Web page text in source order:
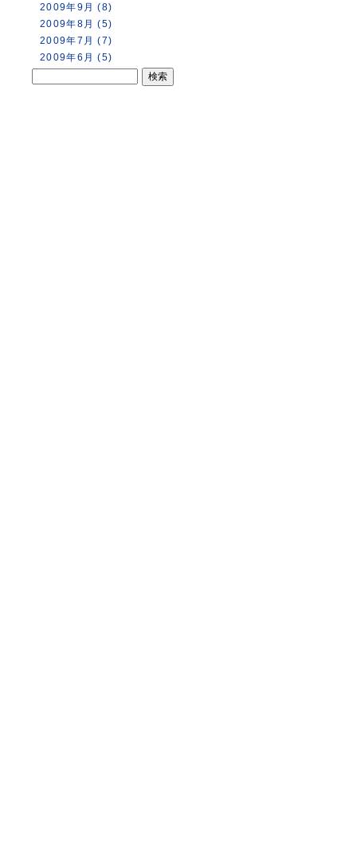
2009年9月 (8)
2009年8月 (5)
2009年7月 (7)
2009年6月 (5)